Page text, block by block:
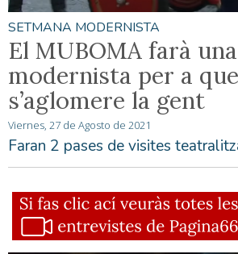
SETMANA MODERNISTA
El MUBOMA farà
modernista per a
s’aglomere la gent
Viernes, 27 de Agosto de 2021
Faran 2 pases de visites